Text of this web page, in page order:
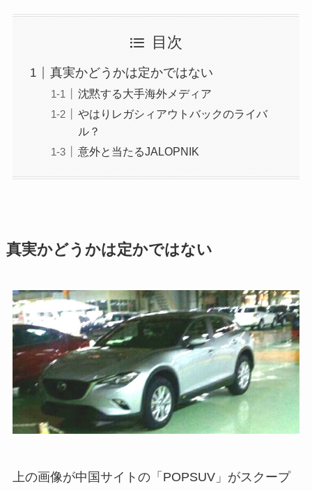
目次
真実かどうかは定かではない
沈黙する大手海外メディア
やはりレガシィアウトバックのライバ
ル？
意外と当たるJALOPNIK
真実かどうかは定かではない
上の画像が中国サイトの「POPSUV」がスクープ